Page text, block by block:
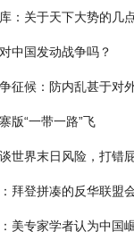
：关于天下大势的几
中国发动战争吗？
征候：防内乱甚于对
版“一带一路”飞
世界末日风险，打错
拜登拼凑的反华联盟
美专家学者认为中国